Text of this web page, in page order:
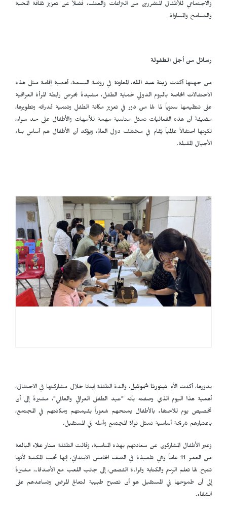
والاجتماعي للأطفال المتضررين من النزاعات والعنف، فضلاً عن تعزيز ثقافة المحبة
والتسامح والمساواة.
رسائل من أجل الطفولة
من جهتها أكدت زينة عبد الله، المعاونة في روضة البسمة، أهمية إقامة مثل هذه
الاحتفالات الخاصة باليوم الدولي لحماية الطفل، مشيدةً بحرص رابطة المرأة العراقية
على تنظيمها سنوياً لما لها من دور في تعزيز مكانة الطفل وتنمية قدراته وتطويرها،
مضيفةً أن هذه الفعاليات تمثل مناسبة مهمة للأمهات والأطفال على حد سواء،
لكونها احتفالاً عالمياً يُقام في مختلف دول العالم، ويؤكد أن الأطفال هم أساس بناء
الأجيال المقبلة.
بدورها، أكدت الأم نينورتا شموئيل، والدة الطفلة إينانا خلال مشاركتها في الاحتفال،
أهمية هذا اليوم الذي وصفته بأنه "عيد الطفل العراقي والعالمي"، مشيرةً إلى أن
تخصيص يوم للاحتفاء بالأطفال يمنحهم شعوراً بقيمتهم ومكانتهم في المجتمع،
باعتبارهم شريحة أساسية تمثل نواة المجتمع وأمله في المستقبل.
وعبر الأطفال المشاركون عن سعادتهم بهذه المناسبة، وقالت الطفلة منار علاء البالغة
من العمر 11 عاماً وهي تلميذة في الصف الخامس الابتدائي، إنها تحب المكتبة لأنها
تتيح لها تعلم الرسم والكتابة وقراءة القصص، إلى جانب اللعب مع الأصدقاء، مشيرةً
إلى أن طموحها في المستقبل هو أن تصبح طبيبة لتعالج المرضى وتساعدهم على
الشفاء.